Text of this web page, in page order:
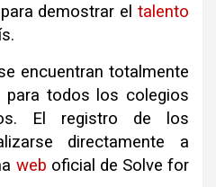
demostrar el talento
.
encuentran totalmente
para todos los colegios
. El registro de los
directamente a
web oficial de Solve for